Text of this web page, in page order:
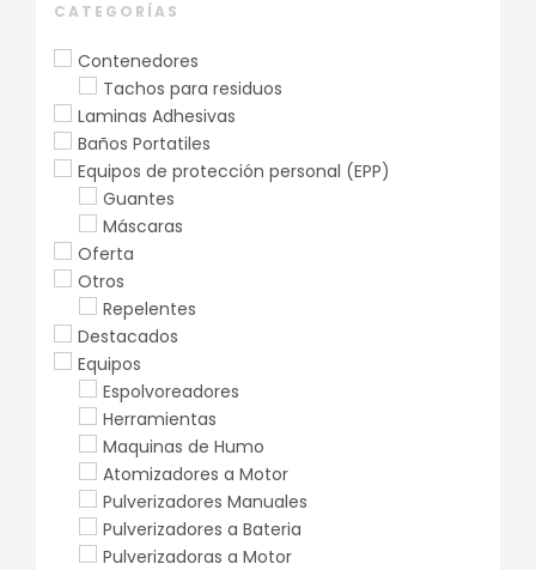
CATEGORÍAS
Contenedores
Tachos para residuos
Laminas Adhesivas
Baños Portatiles
Equipos de protección personal (EPP)
Guantes
Máscaras
Oferta
Otros
Repelentes
Destacados
Equipos
Espolvoreadores
Herramientas
Maquinas de Humo
Atomizadores a Motor
Pulverizadores Manuales
Pulverizadores a Bateria
Pulverizadoras a Motor